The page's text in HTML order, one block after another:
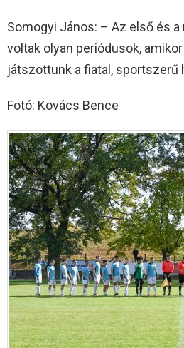
Somogyi János: – Az első és
voltak olyan periódusok,
játszottunk a fiatal, sportszerű
Fotó: Kovács Bence